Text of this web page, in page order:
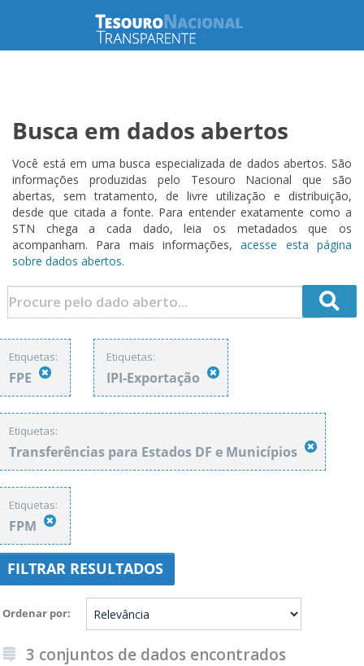
Busca em dados abertos
Você está em uma busca especializada de dados abertos. São
informações produzidas pelo Tesouro Nacional que são
abertas, sem tratamento, de livre utilização e distribuição,
desde que citada a fonte. Para entender exatamente como a
STN chega a cada dado, leia os metadados que os
acompanham. Para mais informações,acesse esta página
sobre dados abertos.
Etiquetas:
FPE
Etiquetas:
IPI-Exportação
Etiquetas:
Transferências para Estados DF e Municípios
Etiquetas:
FPM
FILTRAR RESULTADOS
Ordenar por
3 conjuntos de dados encontrados